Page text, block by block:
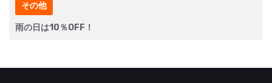
その他
雨の日は10％OFF！